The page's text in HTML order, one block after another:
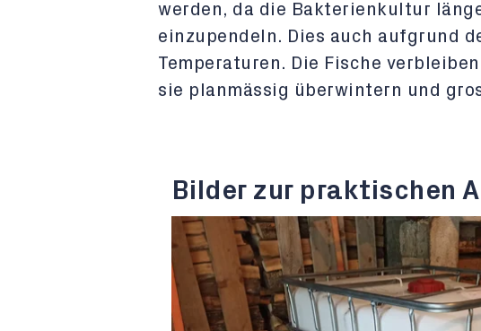
werden, da die Bakterienkultur
einzupendeln. Dies auch aufgrund
Temperaturen. Die Fische
sie planmässig überwintern und
Bilder zur praktischen